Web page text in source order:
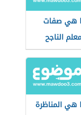
هي صفات
الناجح
هي المناظرة